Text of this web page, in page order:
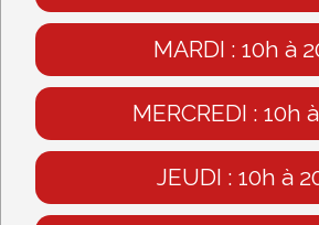
MARDI : 10h à
MERCREDI : 10h
JEUDI : 10h à